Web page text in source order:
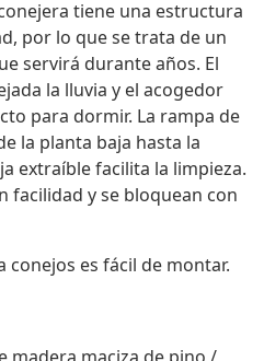
tiene una estructura
por lo que se trata de un
servirá durante años. El
la lluvia y el acogedor
para dormir. La rampa de
la planta baja hasta la
extraíble facilita la limpieza.
facilidad y se bloquean con
conejos es fácil de montar.